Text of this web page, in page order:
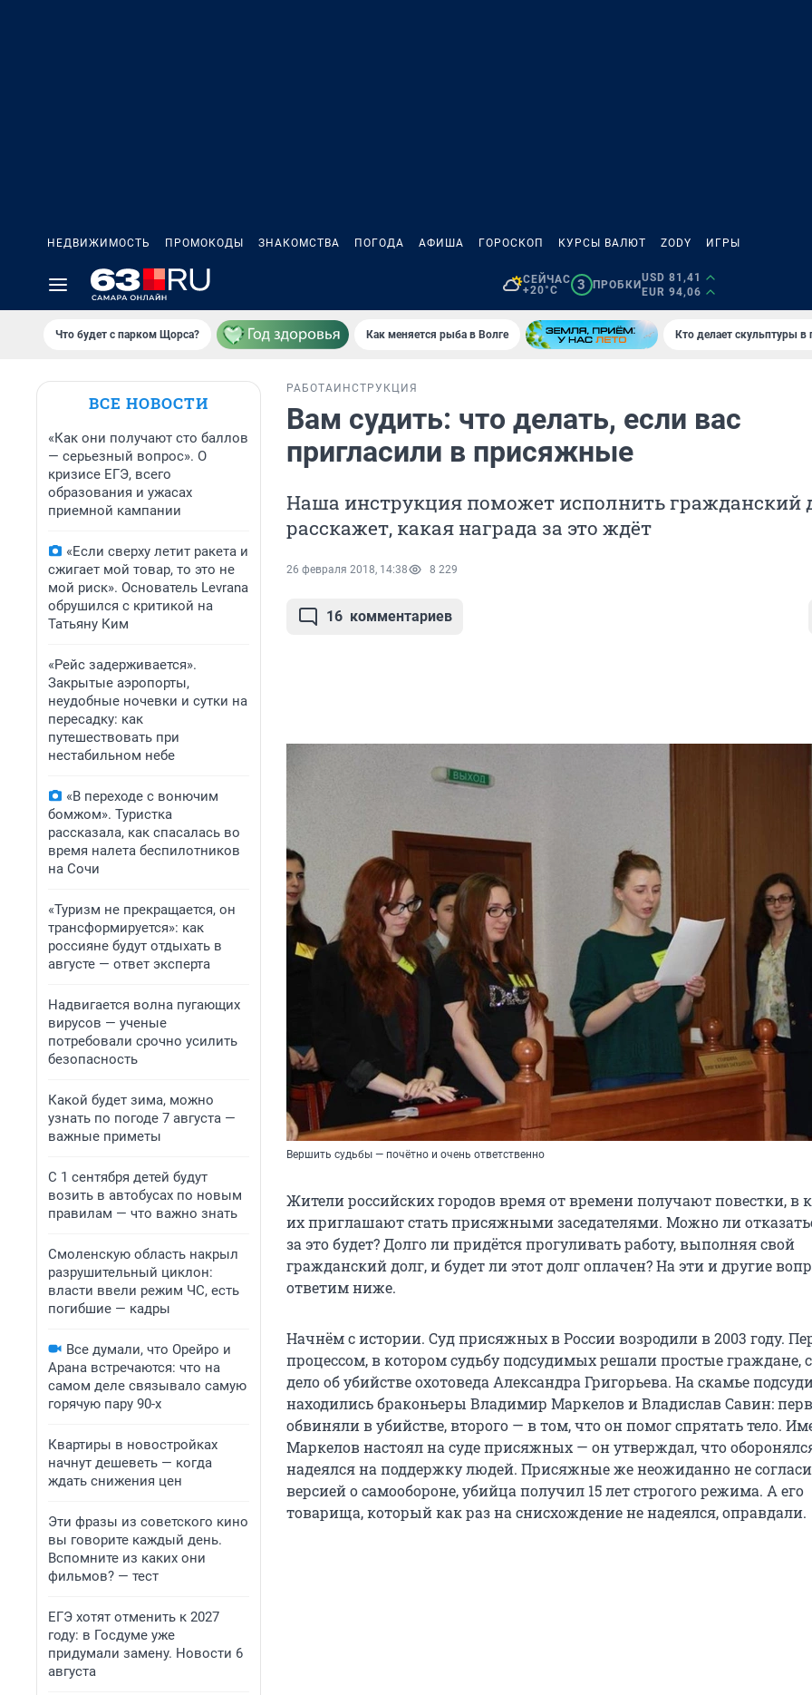
НЕДВИЖИМОСТЬ ПРОМОКОДЫ ЗНАКОМСТВА ПОГОДА АФИША ГОРОСКОП КУРСЫ ВАЛЮТ ZODY ИГРЫ
СЕЙЧАС
+20°C
3 ПРОБКИ
USD 81,41
EUR 94,06
Что будет с парком Щорса? Как меняется рыба в Волге Кто делает скульптуры в
ВСЕ НОВОСТИ
«Как они получают сто баллов
— серьезный вопрос». О
кризисе ЕГЭ, всего
образования и ужасах
приемной кампании
«Если сверху летит ракета и
сжигает мой товар, то это не
мой риск». Основатель Levrana
обрушился с критикой на
Татьяну Ким
«Рейс задерживается».
Закрытые аэропорты,
неудобные ночевки и сутки на
пересадку: как
путешествовать при
нестабильном небе
«В переходе с вонючим
бомжом». Туристка
рассказала, как спасалась во
время налета беспилотников
на Сочи
«Туризм не прекращается, он
трансформируется»: как
россияне будут отдыхать в
августе — ответ эксперта
Надвигается волна пугающих
вирусов — ученые
потребовали срочно усилить
безопасность
Какой будет зима, можно
узнать по погоде 7 августа —
важные приметы
С 1 сентября детей будут
возить в автобусах по новым
правилам — что важно знать
Смоленскую область накрыл
разрушительный циклон:
власти ввели режим ЧС, есть
погибшие — кадры
Все думали, что Орейро и
Арана встречаются: что на
самом деле связывало самую
горячую пару 90-х
Квартиры в новостройках
начнут дешеветь — когда
ждать снижения цен
Эти фразы из советского кино
вы говорите каждый день.
Вспомните из каких они
фильмов? — тест
ЕГЭ хотят отменить к 2027
году: в Госдуме уже
придумали замену. Новости 6
августа
РАБОТА ИНСТРУКЦИЯ
Вам судить: что делать, если вас
пригласили в присяжные
Наша инструкция поможет исполнить гражданский
расскажет, какая награда за это ждёт
26 февраля 2018, 14:38 8 229
16 комментариев
Вершить судьбы — почётно и очень ответственно
Жители российских городов время от времени получают повестки, в
их приглашают стать присяжными заседателями. Можно ли
за это будет? Долго ли придётся прогуливать работу, выполняя свой
гражданский долг, и будет ли этот долг оплачен? На эти и другие
ответим ниже.
Начнём с истории. Суд присяжных в России возродили в 2003 году.
процессом, в котором судьбу подсудимых решали простые граждане,
дело об убийстве охотоведа Александра Григорьева. На скамье
находились браконьеры Владимир Маркелов и Владислав Савин:
обвиняли в убийстве, второго — в том, что он помог спрятать тело.
Маркелов настоял на суде присяжных — он утверждал, что
надеялся на поддержку людей. Присяжные же неожиданно не
версией о самообороне, убийца получил 15 лет строгого режима. А его
товарища, который как раз на снисхождение не надеялся, оправдали.